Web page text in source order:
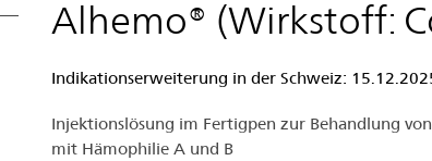
Alhemo® (Wirkstoff:
Indikationserweiterung in der Schweiz:
Injektionslösung im Fertigpen zur Behandlung
mit Hämophilie A und B